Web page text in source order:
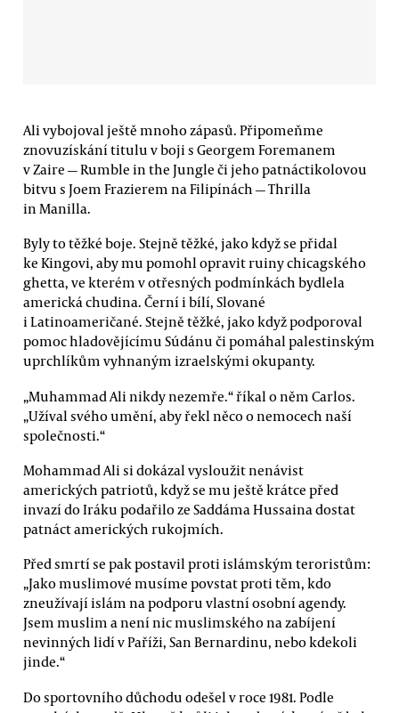
Ali vybojoval ještě mnoho zápasů. Připomeňme
znovuzískání titulu v boji s Georgem Foremanem
v Zaire — Rumble in the Jungle či jeho patnáctikolovou
bitvu s Joem Frazierem na Filipínách — Thrilla
in Manilla.
Byly to těžké boje. Stejně těžké, jako když se přidal
ke Kingovi, aby mu pomohl opravit ruiny chicagského
ghetta, ve kterém v otřesných podmínkách bydlela
americká chudina. Černí i bílí, Slované
i Latinoameričané. Stejně těžké, jako když podporoval
pomoc hladovějícímu Súdánu či pomáhal palestinským
uprchlíkům vyhnaným izraelskými okupanty.
„Muhammad Ali nikdy nezemře.“ říkal o něm Carlos.
„Užíval svého umění, aby řekl něco o nemocech naší
společnosti.“
Mohammad Ali si dokázal vysloužit nenávist
amerických patriotů, když se mu ještě krátce před
invazí do Iráku podařilo ze Saddáma Hussaina dostat
patnáct amerických rukojmích.
Před smrtí se pak postavil proti islámským teroristům:
„Jako muslimové musíme povstat proti těm, kdo
zneužívají islám na podporu vlastní osobní agendy.
Jsem muslim a není nic muslimského na zabíjení
nevinných lidí v Paříži, San Bernardinu, nebo kdekoli
jinde.“
Do sportovního důchodu odešel v roce 1981. Podle